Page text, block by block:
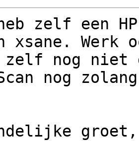
zelf een HP
xsane. Werk
zelf nog niet
nog
groet,